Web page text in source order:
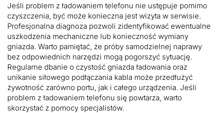
Jeśli problem z ładowaniem telefonu nie ustępuje pomimo
czyszczenia, być może konieczna jest wizyta w serwisie.
Profesjonalna diagnoza pozwoli zidentyfikować ewentualne
uszkodzenia mechaniczne lub konieczność wymiany
gniazda. Warto pamiętać, że próby samodzielnej naprawy
bez odpowiednich narzędzi mogą pogorszyć sytuację.
Regularne dbanie o czystość gniazda ładowania oraz
unikanie siłowego podłączania kabla może przedłużyć
żywotność zarówno portu, jak i całego urządzenia. Jeśli
problem z ładowaniem telefonu się powtarza, warto
skorzystać z pomocy specjalistów.